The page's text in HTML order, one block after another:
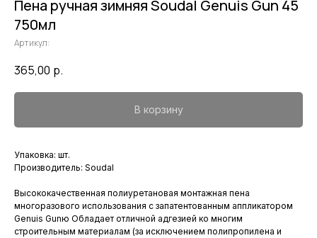
Пена ручная зимняя Soudal Genuis Gun 45
750мл
Артикул:
365,00 р.
В корзину
Упаковка: шт.
Производитель: Soudal
Высококачественная полиуретановая монтажная пена
многоразового использования с запатентованным аппликатором
Genuis Gunю Обладает отличной адгезией ко многим
строительным материалам (за исключением полипропилена и